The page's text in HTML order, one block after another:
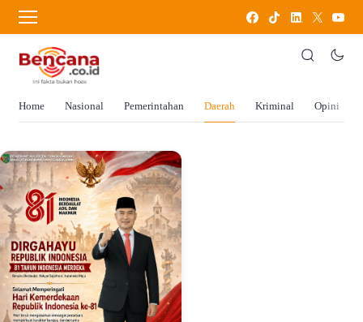
Home Nasional Pemerintahan Daerah Kriminal Opini